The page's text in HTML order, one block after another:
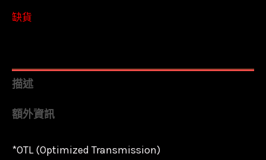
格：
格：
缺貨
描述
額外資訊
*OTL (Optimized Transmission)